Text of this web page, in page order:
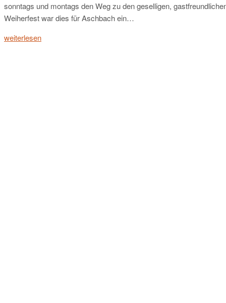
sonntags und montags den Weg zu den geselligen,
Weiherfest war dies für Aschbach ein…
weiterlesen